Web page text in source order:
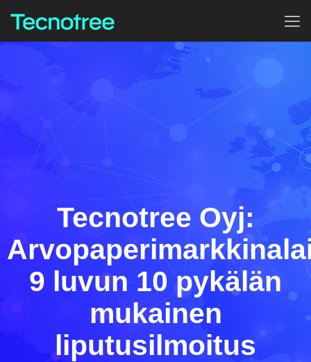
Tecnotree Oyj:
9 luvun 10 pykälän
mukainen
liputusilmoitus